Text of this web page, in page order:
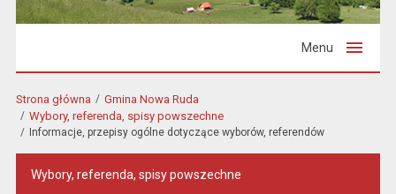
Menu
Strona główna
Gmina Nowa Ruda
Wybory, referenda, spisy powszechne
Informacje, przepisy ogólne dotyczące wyborów, referendów
Wybory, referenda, spisy powszechne